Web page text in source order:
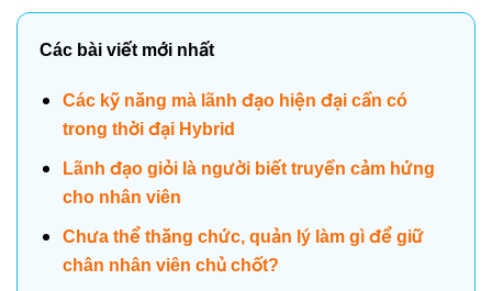
Các bài viết mới nhất
Các kỹ năng mà lãnh đạo hiện đại cần có
trong thời đại Hybrid
Lãnh đạo giỏi là người biết truyền cảm hứng
cho nhân viên
Chưa thể thăng chức, quản lý làm gì để giữ
chân nhân viên chủ chốt?